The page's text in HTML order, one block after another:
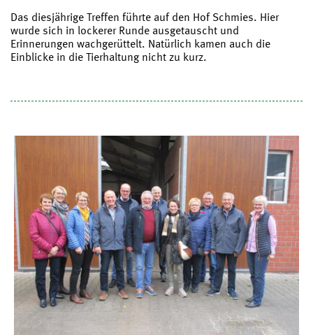
Das diesjährige Treffen führte auf den Hof Schmies. Hier
wurde sich in lockerer Runde ausgetauscht und
Erinnerungen wachgerüttelt. Natürlich kamen auch die
Einblicke in die Tierhaltung nicht zu kurz.